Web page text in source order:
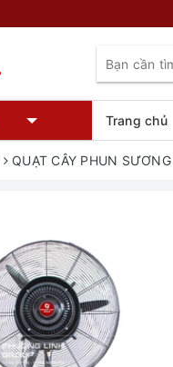
Trang chủ
QUẠT CÂY PHUN